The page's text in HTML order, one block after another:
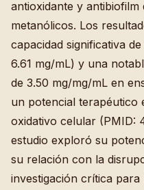
antioxidante y antibiofilm
metanólicos. Los
capacidad significativa
6.61 mg/mL) y una
de 3.50 mg/mg/mL en
un potencial terapéutico
oxidativo celular (PMID:
estudio exploró su
su relación con la
investigación crítica